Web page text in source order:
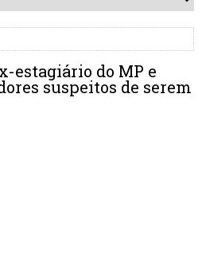
estagiário do MP e
suspeitos de serem